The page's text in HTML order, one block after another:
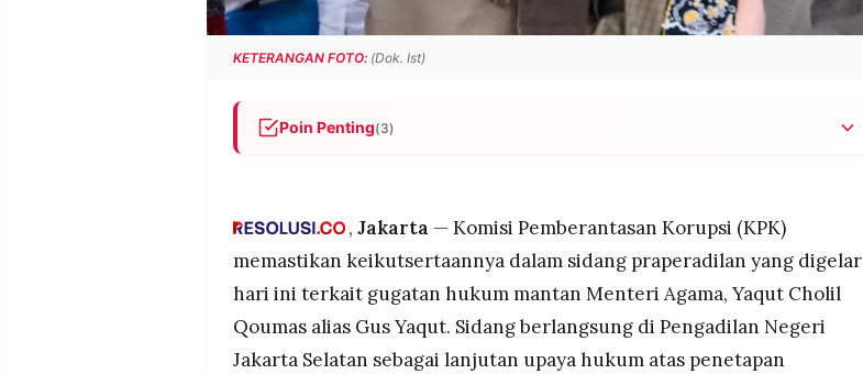
KETERANGAN FOTO: (Dok. Ist)
Poin Penting(3)
Biro Hukum KPK hadir setelah menerima laporan BPK soal kerugian negara
dengan agenda kehadiran lembaga antirasuah.
, Jakarta — Komisi Pemberantasan Korupsi (KPK)
memastikan keikutsertaannya dalam sidang praperadilan yang digelar
hari ini terkait gugatan hukum mantan Menteri Agama, Yaqut Cholil
Qoumas alias Gus Yaqut. Sidang berlangsung di Pengadilan Negeri
Jakarta Selatan sebagai lanjutan upaya hukum atas penetapan